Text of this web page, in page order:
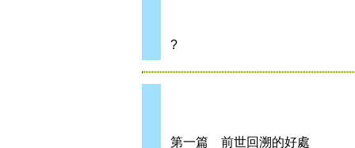
?
第一篇 前世回溯的好處